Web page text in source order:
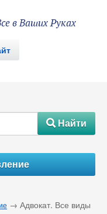
в Ваших Руках
#Найти
→ Адвокат. Все виды